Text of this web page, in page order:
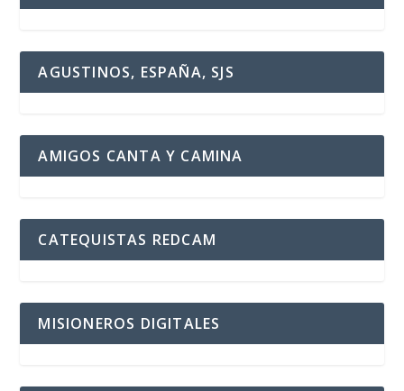
AGUSTINOS, ESPAÑA, SJS
AMIGOS CANTA Y CAMINA
CATEQUISTAS REDCAM
MISIONEROS DIGITALES